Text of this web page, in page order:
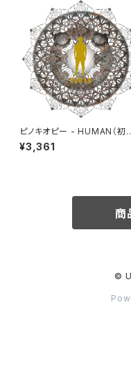
ピノキオピー - HUMAN（初
生産限定盤）
¥3,361
商
©